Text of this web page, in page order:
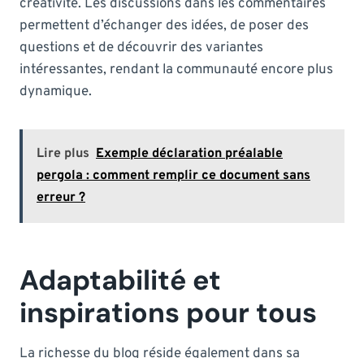
créativité. Les discussions dans les commentaires
permettent d’échanger des idées, de poser des
questions et de découvrir des variantes
intéressantes, rendant la communauté encore plus
dynamique.
Lire plus Exemple déclaration préalable
pergola : comment remplir ce document sans
erreur ?
Adaptabilité et
inspirations pour tous
La richesse du blog réside également dans sa